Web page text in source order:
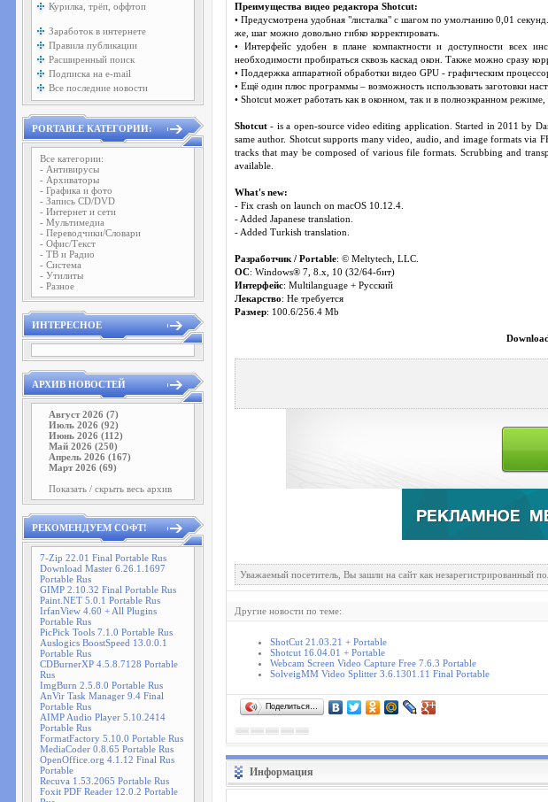
Курилка, трёп, оффтоп
Заработок в интернете
Правила публикации
Расширенный поиск
Подписка на e-mail
Все последние новости
PORTABLE КАТЕГОРИИ:
Все категории:
- Антивирусы
- Архиваторы
- Графика и фото
- Запись CD/DVD
- Интернет и сети
- Мультимедиа
- Переводчики/Словари
- Офис/Текст
- ТВ и Радио
- Система
- Утилиты
- Разное
ИНТЕРЕСНОЕ
АРХИВ НОВОСТЕЙ
Август 2026 (7)
Июль 2026 (92)
Июнь 2026 (112)
Май 2026 (250)
Апрель 2026 (167)
Март 2026 (69)
Показать / скрыть весь архив
РЕКОМЕНДУЕМ СОФТ!
7-Zip 22.01 Final Portable Rus
Download Master 6.26.1.1697
Portable Rus
GIMP 2.10.32 Final Portable Rus
Paint.NET 5.0.1 Portable Rus
IrfanView 4.60 + All Plugins
Portable Rus
PicPick Tools 7.1.0 Portable Rus
Auslogics BoostSpeed 13.0.0.1
Portable Rus
CDBurnerXP 4.5.8.7128 Portable
Rus
ImgBurn 2.5.8.0 Portable Rus
AnVir Task Manager 9.4 Final
Portable Rus
AIMP Audio Player 5.10.2414
Portable Rus
FormatFactory 5.10.0 Portable Rus
MediaCoder 0.8.65 Portable Rus
OpenOffice.org 4.1.12 Final Rus
Portable
Recuva 1.53.2065 Portable Rus
Foxit PDF Reader 12.0.2 Portable
Преимущества видео редактора Shotcut:
• Предусмотрена удобная "листалка" с шагом по умолчанию 0,01
же, шаг можно довольно гибко корректировать.
• Интерфейс удобен в плане компактности и доступности всех
необходимости пробираться сквозь каскад окон. Также можно сразу
• Поддержка аппаратной обработки видео GPU - графическим
• Ещё один плюс программы – возможность использовать заготовки
• Shotcut может работать как в оконном, так и в полноэкранном режиме,
Shotcut - is a open-source video editing application. Started in 2011 by
same author. Shotcut supports many video, audio, and image formats
tracks that may be composed of various file formats. Scrubbing and
available.
What's new:
- Fix crash on launch on macOS 10.12.4.
- Added Japanese translation.
- Added Turkish translation.
Разработчик / Portable: © Meltytech, LLC.
ОС: Windows® 7, 8.х, 10 (32/64-бит)
Интерфейс: Multilanguage + Русский
Лекарство: Не требуется
Размер: 100.6/256.4 Mb
Уважаемый посетитель, Вы зашли на сайт как незарегистрированный
Другие новости по теме:
ShotCut 21.03.21 + Portable
Shotcut 16.04.01 + Portable
Webcam Screen Video Capture Free 7.6.3 Portable
SolveigMM Video Splitter 3.6.1301.11 Final Portable
Поделиться…
Информация